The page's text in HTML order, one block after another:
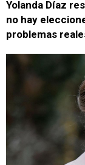
Yolanda Díaz
no hay
problemas